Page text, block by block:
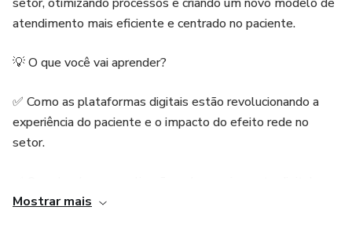
atendimento mais eficiente e centrado no paciente.
💡 O que você vai aprender?
✅ Como as plataformas digitais estão revolucionando a
experiência do paciente e o impacto do efeito rede no
setor.
para fidelizar pacientes e melhorar os resultados clínicos.
Mostrar mais